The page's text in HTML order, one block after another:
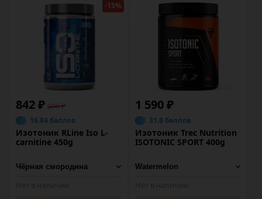
-15%
842 ₽ 990 ₽
16.84 баллов
Изотоник RLine Iso L-
carnitine 450g
1 590 ₽
31.8 баллов
Изотоник Trec Nutrition
ISOTONIC SPORT 400g